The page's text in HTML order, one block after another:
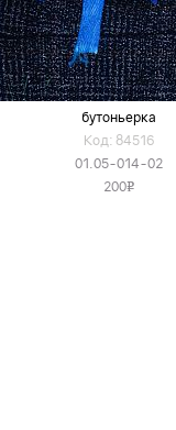
бутоньерка
Код: 84516
01.05-014-02
200v